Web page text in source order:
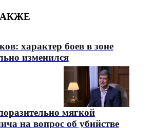
характер боев в зоне
изменился
мягкой
на вопрос об убийстве